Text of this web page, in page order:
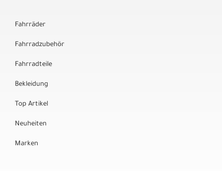
Fahrräder
Fahrradzubehör
Fahrradteile
Bekleidung
Top Artikel
Neuheiten
Marken